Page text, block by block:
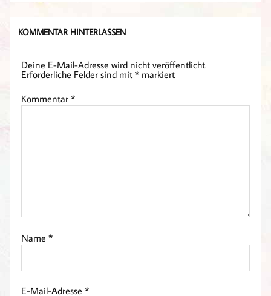
KOMMENTAR HINTERLASSEN
Deine E-Mail-Adresse wird nicht veröffentlicht.
Erforderliche Felder sind mit* markiert
Kommentar*
Name*
E-Mail-Adresse*